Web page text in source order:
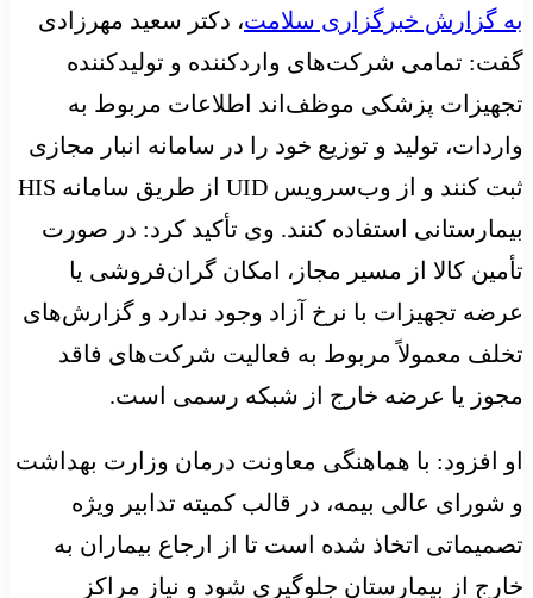
به گزارش خبرگزاری سلامت، دکتر سعید مهرزادی
گفت: تمامی شرکت‌های واردکننده و تولیدکننده
تجهیزات پزشکی موظف‌اند اطلاعات مربوط به
واردات، تولید و توزیع خود را در سامانه انبار مجازی
ثبت کنند و از وب‌سرویس UID از طریق سامانه HIS
بیمارستانی استفاده کنند. وی تأکید کرد: در صورت
تأمین کالا از مسیر مجاز، امکان گران‌فروشی یا
عرضه تجهیزات با نرخ آزاد وجود ندارد و گزارش‌های
تخلف معمولاً مربوط به فعالیت شرکت‌های فاقد
مجوز یا عرضه خارج از شبکه رسمی است.
او افزود: با هماهنگی معاونت درمان وزارت بهداشت
و شورای عالی بیمه، در قالب کمیته تدابیر ویژه
تصمیماتی اتخاذ شده است تا از ارجاع بیماران به
خارج از بیمارستان جلوگیری شود و نیاز مراکز